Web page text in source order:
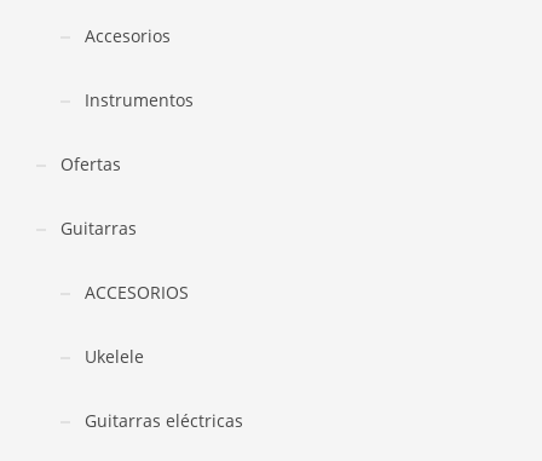
Accesorios
Instrumentos
Ofertas
Guitarras
ACCESORIOS
Ukelele
Guitarras eléctricas